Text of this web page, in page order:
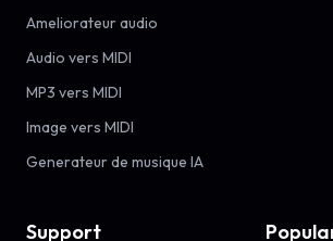
Ameliorateur audio
Audio vers MIDI
MP3 vers MIDI
Image vers MIDI
Generateur de musique IA
Support